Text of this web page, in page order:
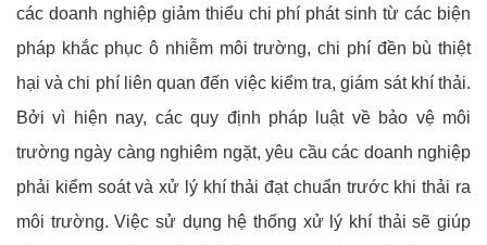
các doanh nghiệp giảm thiểu chi phí phát sinh từ các biện
pháp khắc phục ô nhiễm môi trường, chi phí đền bù thiệt
hại và chi phí liên quan đến việc kiểm tra, giám sát khí thải.
Bởi vì hiện nay, các quy định pháp luật về bảo vệ môi
trường ngày càng nghiêm ngặt, yêu cầu các doanh nghiệp
phải kiểm soát và xử lý khí thải đạt chuẩn trước khi thải ra
môi trường. Việc sử dụng hệ thống xử lý khí thải sẽ giúp